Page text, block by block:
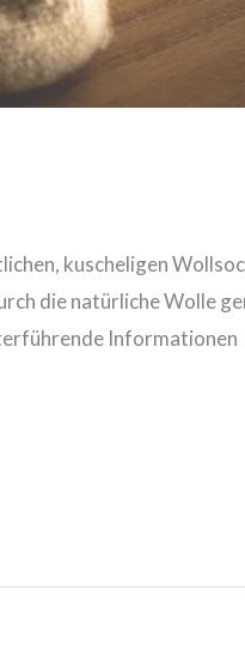
kuscheligen
die natürliche Wolle
Informationen